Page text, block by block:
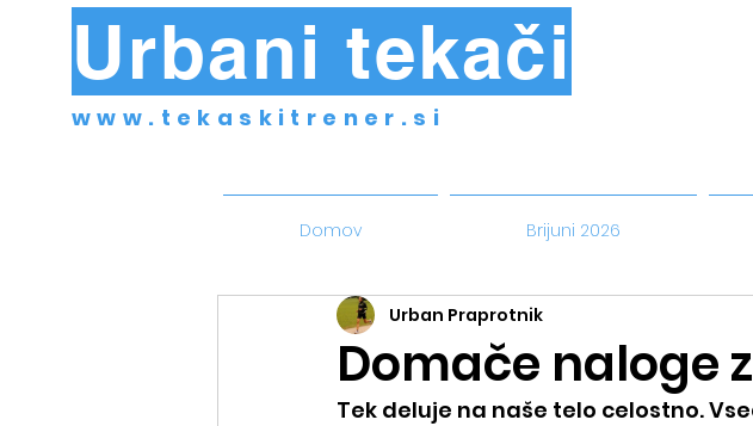
Urbani tekači
www.tekaskitrener.si
Domov Brijuni 2026
Domače naloge
Urban Praprotnik
Tek deluje na naše telo celostno.